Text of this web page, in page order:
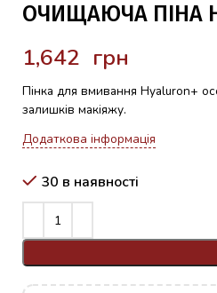
ОЧИЩАЮЧА ПІНА
грн
Пінка для вмивання Hyaluron+
залишків макіяжу.
Додаткова інформація
30 в наявності